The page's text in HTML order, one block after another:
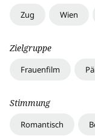
Zug Wien
Zielgruppe
Frauenfilm
Stimmung
Romantisch